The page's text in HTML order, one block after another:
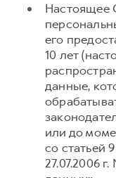
Настоящее
его
10 лет
данные,
или до
со статьей
27.07.2006